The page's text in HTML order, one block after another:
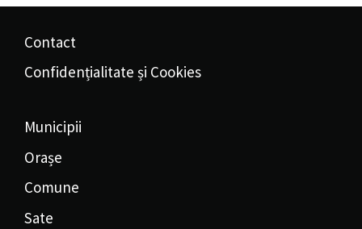
Contact
Confidențialitate și Cookies
Municipii
Orașe
Comune
Sate